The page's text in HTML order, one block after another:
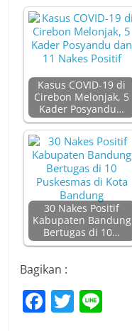
Kasus COVID-19 di
Cirebon Melonjak, 5
Kader Posyandu…
30 Nakes Positif
Kabupaten Bandung
Bertugas di 10…
Bagikan :
F T